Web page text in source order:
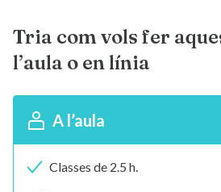
Tria com vols fer
l’aula o en línia
A l’aula
Classes de 2.5 h.